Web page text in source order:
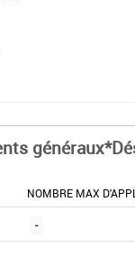
NOMBRE MAX
-